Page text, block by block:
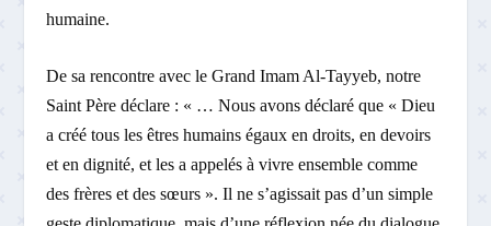
humaine.
De sa rencontre avec le Grand Imam Al-Tayyeb, notre
Saint Père déclare : « … Nous avons déclaré que « Dieu
a créé tous les êtres humains égaux en droits, en devoirs
et en dignité, et les a appelés à vivre ensemble comme
des frères et des sœurs ». Il ne s’agissait pas d’un simple